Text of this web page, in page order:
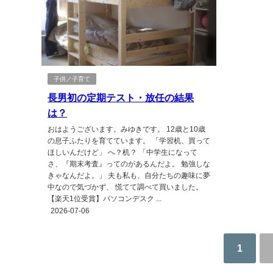
子供／子育て
長男初の定期テスト・放任の結果
は？
おはようございます。みゆきです。 12歳と10歳
の息子ふたりを育てています。 「学習机、買って
ほしいんだけど」 へ？机？ 「中学生になって
さ、『期末考査』ってのがあるんだよ。 勉強しな
きゃなんだよ。」 夫も私も、自分たちの趣味に夢
中なので気づかず、 慌てて調べて買いました。
【楽天1位受賞】パソコンデスク ...
2026-07-06
1